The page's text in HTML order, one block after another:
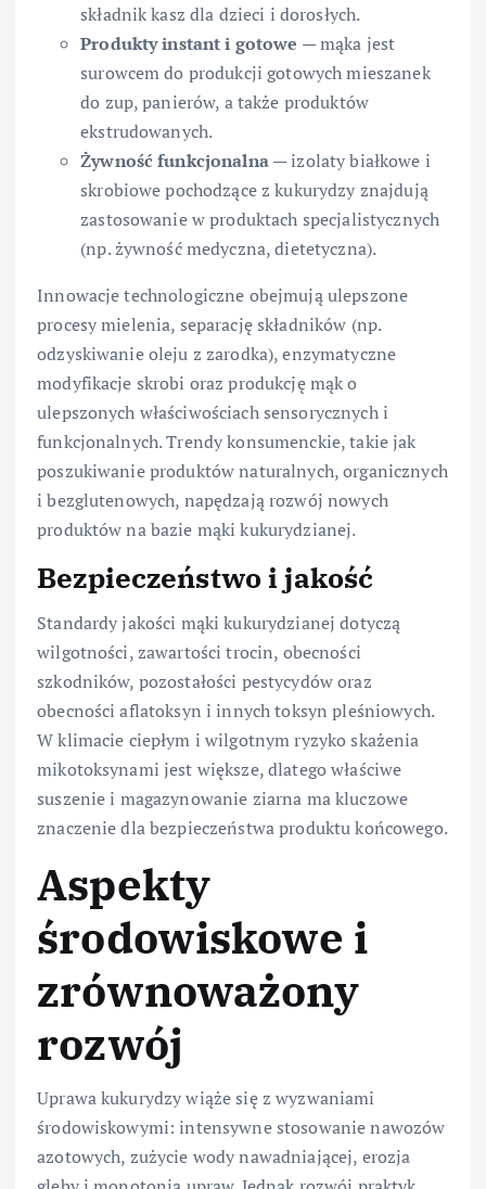
składnik kasz dla dzieci i dorosłych.
Produkty instant i gotowe — mąka jest
surowcem do produkcji gotowych mieszanek
do zup, panierów, a także produktów
ekstrudowanych.
Żywność funkcjonalna— izolaty białkowe i
skrobiowe pochodzące z kukurydzy znajdują
zastosowanie w produktach specjalistycznych
(np. żywność medyczna, dietetyczna).
Innowacje technologiczne obejmują ulepszone
procesy mielenia, separację składników (np.
odzyskiwanie oleju z zarodka), enzymatyczne
modyfikacje skrobi oraz produkcję mąk o
ulepszonych właściwościach sensorycznych i
funkcjonalnych. Trendy konsumenckie, takie jak
poszukiwanie produktów naturalnych, organicznych
i bezglutenowych, napędzają rozwój nowych
produktów na bazie mąki kukurydzianej.
Bezpieczeństwo i jakość
Standardy jakości mąki kukurydzianej dotyczą
wilgotności, zawartości trocin, obecności
szkodników, pozostałości pestycydów oraz
obecności aflatoksyn i innych toksyn pleśniowych.
W klimacie ciepłym i wilgotnym ryzyko skażenia
mikotoksynami jest większe, dlatego właściwe
suszenie i magazynowanie ziarna ma kluczowe
znaczenie dla bezpieczeństwa produktu końcowego.
Aspekty
środowiskowe i
zrównoważony
rozwój
Uprawa kukurydzy wiąże się z wyzwaniami
środowiskowymi: intensywne stosowanie nawozów
azotowych, zużycie wody nawadniającej, erozja